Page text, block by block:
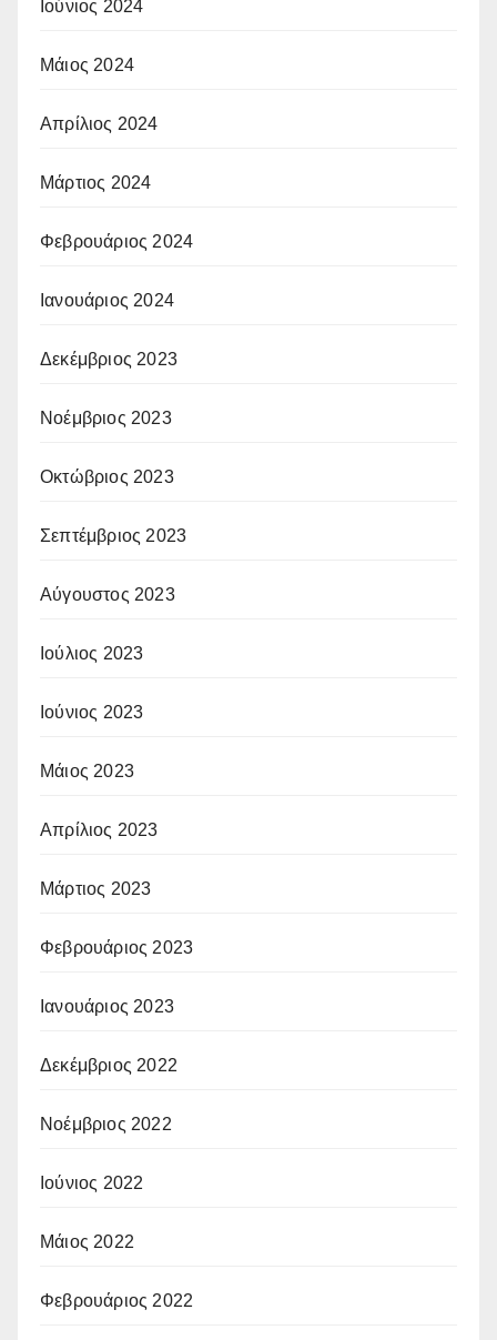
Ιούνιος 2024
Μάιος 2024
Απρίλιος 2024
Μάρτιος 2024
Φεβρουάριος 2024
Ιανουάριος 2024
Δεκέμβριος 2023
Νοέμβριος 2023
Οκτώβριος 2023
Σεπτέμβριος 2023
Αύγουστος 2023
Ιούλιος 2023
Ιούνιος 2023
Μάιος 2023
Απρίλιος 2023
Μάρτιος 2023
Φεβρουάριος 2023
Ιανουάριος 2023
Δεκέμβριος 2022
Νοέμβριος 2022
Ιούνιος 2022
Μάιος 2022
Φεβρουάριος 2022